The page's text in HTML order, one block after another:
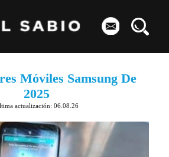
Móviles Samsung De
2025
actualización: 06.08.26